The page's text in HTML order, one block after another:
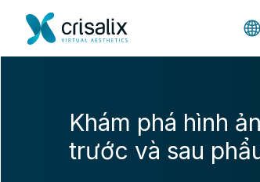
Khám phá hình
trước và sau